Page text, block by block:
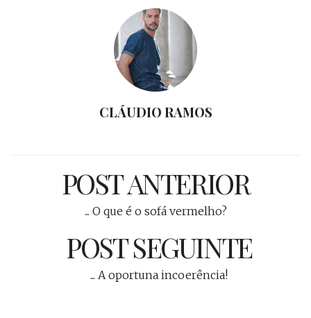
CLÁUDIO RAMOS
POST ANTERIOR
... O que é o sofá vermelho?
POST SEGUINTE
... A oportuna incoerência!